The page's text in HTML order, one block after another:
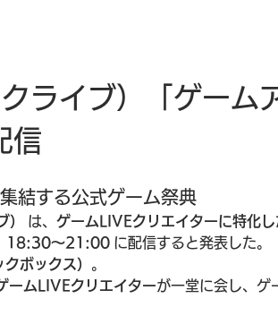
ライブ）「ゲーム
信
結する公式ゲーム祭典
） は、 ゲームLIVEクリエイターに特化
18:30〜21:00 に配信すると発表した。
ボックス） 。
ームLIVEクリエイターが一堂に会し、ゲ